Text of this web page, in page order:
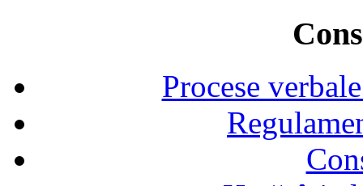
Procese